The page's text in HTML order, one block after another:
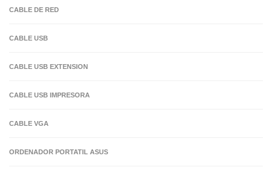
CABLE DE RED
CABLE USB
CABLE USB EXTENSION
CABLE USB IMPRESORA
CABLE VGA
ORDENADOR PORTATIL ASUS